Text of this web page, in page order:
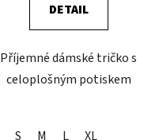
DETAIL
Příjemné dámské tričko s
celoplošným potiskem
S M L XL